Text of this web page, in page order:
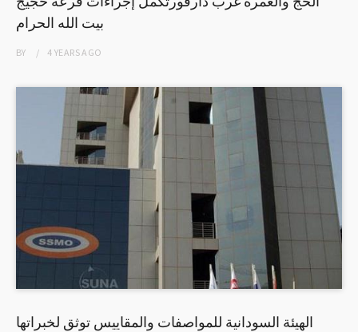
بيت الله الحرام
BY 4 YEARSAGO
الهيئة السودانية للمواصفات والمقاييس توثق لخبراتها